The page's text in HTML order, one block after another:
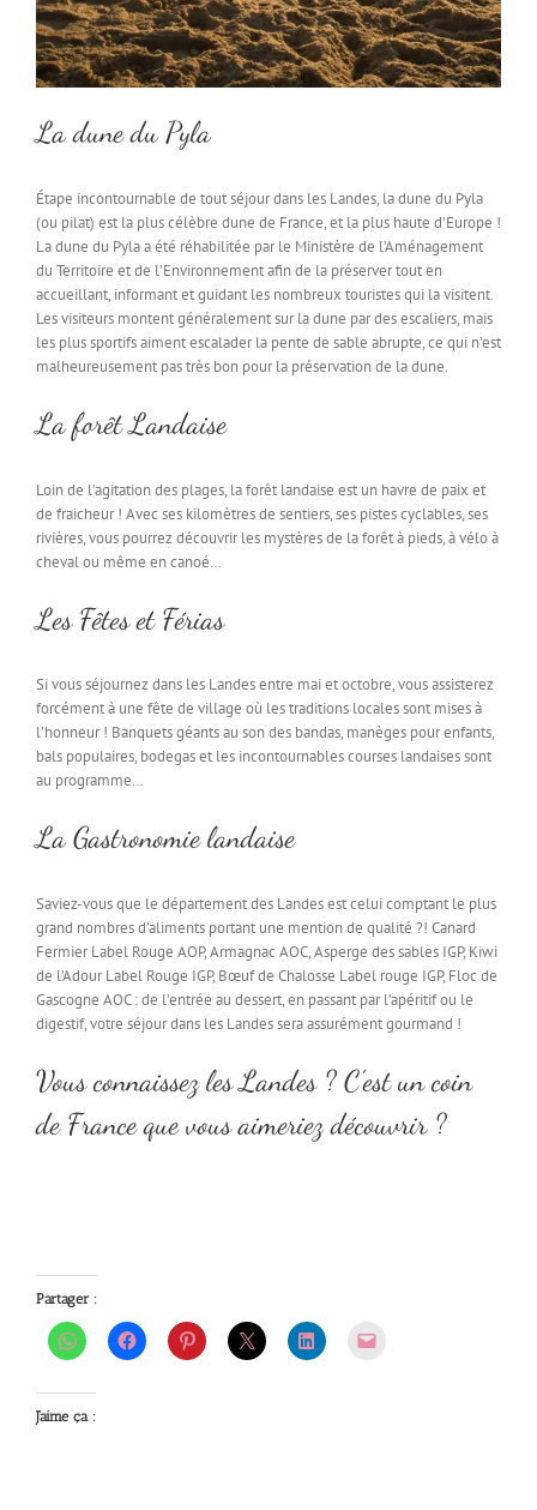
La dune du Pyla
Étape incontournable de tout séjour dans les Landes, la dune du Pyla
(ou pilat) est la plus célèbre dune de France, et la plus haute d’Europe !
La dune du Pyla a été réhabilitée par le Ministère de l’Aménagement
du Territoire et de l’Environnement afin de la préserver tout en
accueillant, informant et guidant les nombreux touristes qui la visitent.
Les visiteurs montent généralement sur la dune par des escaliers, mais
les plus sportifs aiment escalader la pente de sable abrupte, ce qui n’est
malheureusement pas très bon pour la préservation de la dune.
La forêt Landaise
Loin de l’agitation des plages, la forêt landaise est un havre de paix et
de fraicheur ! Avec ses kilomètres de sentiers, ses pistes cyclables, ses
rivières, vous pourrez découvrir les mystères de la forêt à pieds, à vélo à
cheval ou même en canoé…
Les Fêtes et Férias
Si vous séjournez dans les Landes entre mai et octobre, vous assisterez
forcément à une fête de village où les traditions locales sont mises à
l’honneur ! Banquets géants au son des bandas, manèges pour enfants,
bals populaires, bodegas et les incontournables courses landaises sont
au programme…
La Gastronomie landaise
Saviez-vous que le département des Landes est celui comptant le plus
grand nombres d’aliments portant une mention de qualité ?! Canard
Fermier Label Rouge AOP, Armagnac AOC, Asperge des sables IGP, Kiwi
de l’Adour Label Rouge IGP, Bœuf de Chalosse Label rouge IGP, Floc de
Gascogne AOC : de l’entrée au dessert, en passant par l’apéritif ou le
digestif, votre séjour dans les Landes sera assurément gourmand !
Vous connaissez les Landes ? C’est un coin
de France que vous aimeriez découvrir ?
Partager :
J’aime ça :